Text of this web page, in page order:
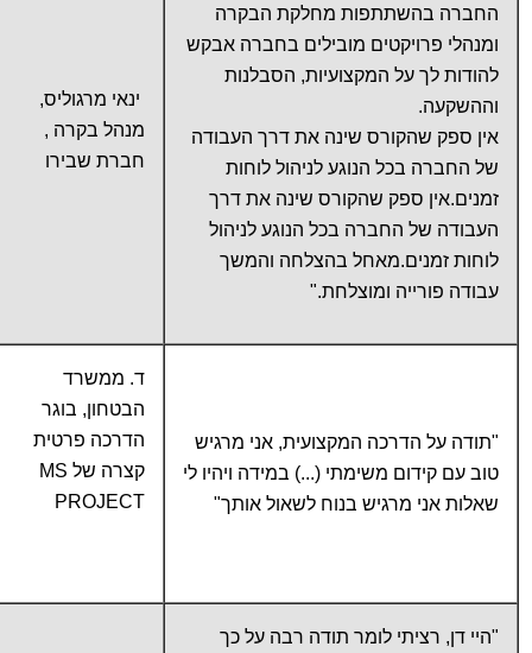
החברה בהשתתפות מחלקת הבקרה
ומנהלי פרויקטים מובילים בחברה אבקש
להודות לך על המקצועיות, הסבלנות
וההשקעה.
אין ספק שהקורס שינה את דרך העבודה
של החברה בכל הנוגע לניהול לוחות
זמנים.אין ספק שהקורס שינה את דרך
העבודה של החברה בכל הנוגע לניהול
לוחות זמנים.מאחל בהצלחה והמשך
עבודה פורייה ומוצלחת."
ינאי מרגוליס,
מנהל בקרה ,
חברת שבירו
"תודה על הדרכה המקצועית, אני מרגיש
טוב עם קידום משימתי (...) במידה ויהיו לי
שאלות אני מרגיש בנוח לשאול אותך"
ד. ממשרד
הבטחון, בוגר
הדרכה פרטית
קצרה של MS
PROJECT
"היי דן, רציתי לומר תודה רבה על כך